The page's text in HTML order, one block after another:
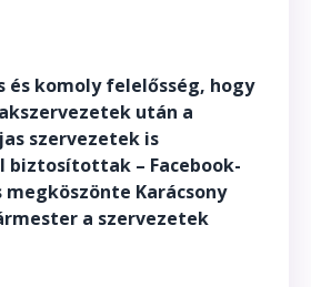
komoly felelősség, hogy
után a
szervezetek is
biztosítottak – Facebook-
megköszönte Karácsony
a szervezetek